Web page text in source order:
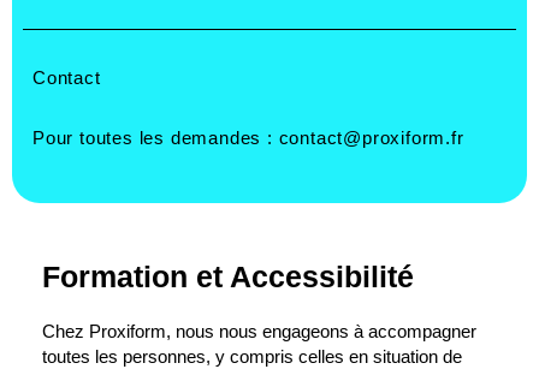
Contact
Pour toutes les demandes : contact@proxiform.fr
Formation et Accessibilité
Chez Proxiform, nous nous engageons à accompagner
toutes les personnes, y compris celles en situation de